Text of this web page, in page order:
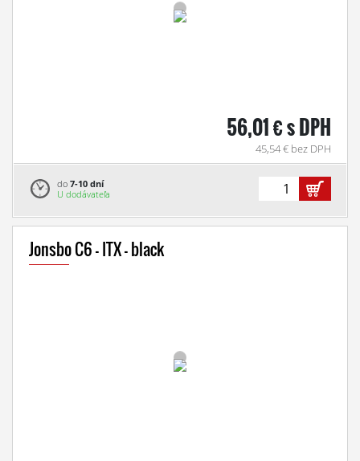
56,01 € s DPH
45,54 € bez DPH
do 7-10 dní
U dodávateľa
Jonsbo C6 - ITX - black